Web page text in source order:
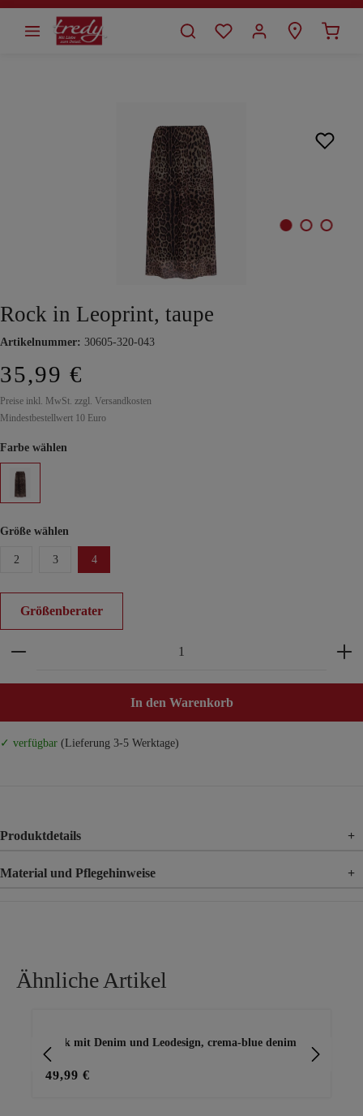
springen
Rock in Leoprint, taupe
Artikelnummer: 30605-320-043
35,99 €
Preise inkl. MwSt. zzgl. Versandkosten
Mindestbestellwert 10 Euro
Farbe wählen
Größe wählen
2 3 4
Größenberater
Produkt Anzahl: Gib den gewünschten Wert ein
In den Warenkorb
✓ verfügbar (Lieferung 3-5 Werktage)
Produktdetails +
Material und Pflegehinweise +
Ähnliche Artikel
Rock mit Denim und Leodesign, crema-blue denim
49,99 €